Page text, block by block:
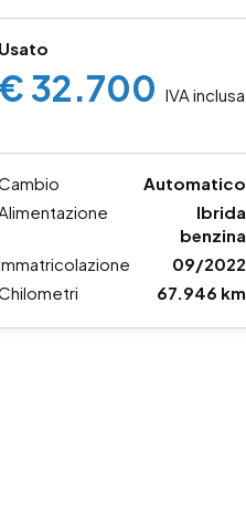
Usato
32.700 IVA inclusa
Automatico
Alimentazione
Ibrida
benzina
09/2022
67.946 km